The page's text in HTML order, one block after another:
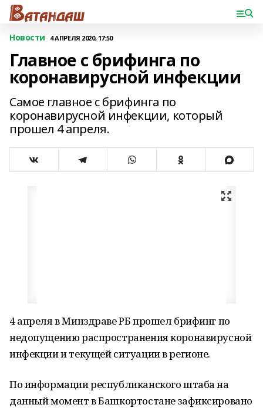
Новости 4 АПРЕЛЯ 2020, 17:50
Главное с брифинга по
коронавирусной инфекции
Самое главное с брифинга по
коронавирусной инфекции, который
прошел 4 апреля.
4 апреля в Минздраве РБ прошел брифинг по
недопущению распространения коронавирусной
инфекции и текущей ситуации в регионе.
По информации республиканского штаба на
данный момент в Башкортостане зафиксировано